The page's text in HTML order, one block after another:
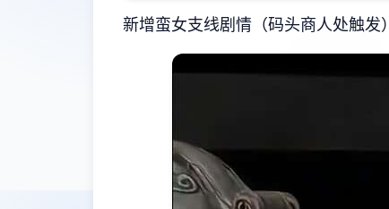
新增蛮女支线剧情（码头商人处触发）